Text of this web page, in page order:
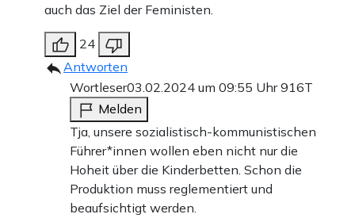
auch das Ziel der Feministen.
24
Antworten
Wortleser03.02.2024 um 09:55 Uhr916T
Melden
Tja, unsere sozialistisch-kommunistischen
Führer*innen wollen eben nicht nur die
Hoheit über die Kinderbetten. Schon die
Produktion muss reglementiert und
beaufsichtigt werden.